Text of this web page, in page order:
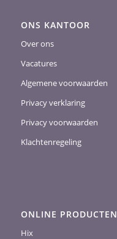
ONS KANTOOR
Over ons
Vacatures
Algemene voorwaarden
Privacy verklaring
Privacy voorwaarden
Klachtenregeling
ONLINE PRODUCTEN
Hix